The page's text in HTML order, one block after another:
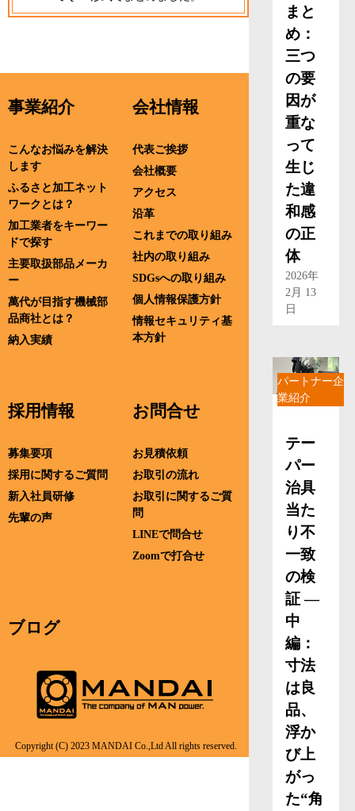
まと
め：
三つ
の要
因が
重な
って
生じ
た違
和感
の正
体
2026年
2月 13
日
パートナー企
業紹介
テー
パー
治具
当た
り不
一致
の検
証 ―
中
編：
寸法
は良
品、
浮か
び上
がっ
た“角
事業紹介
こんなお悩みを解決
します
ふるさと加工ネット
ワークとは？
加工業者をキーワー
ドで探す
主要取扱部品メーカ
ー
萬代が目指す機械部
品商社とは？
納入実績
会社情報
代表ご挨拶
会社概要
アクセス
沿革
これまでの取り組み
社内の取り組み
SDGsへの取り組み
個人情報保護方針
情報セキュリティ基
本方針
採用情報
募集要項
採用に関するご質問
新入社員研修
先輩の声
お問合せ
お見積依頼
お取引の流れ
お取引に関するご質
問
LINEで問合せ
Zoomで打合せ
ブログ
Copyright (C) 2023 MANDAI Co.,Ltd All rights reserved.